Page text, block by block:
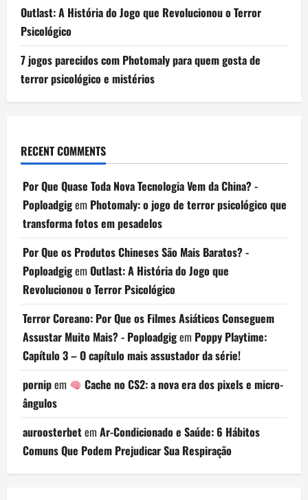
Outlast: A História do Jogo que Revolucionou o Terror
Psicológico
7 jogos parecidos com Photomaly para quem gosta de
terror psicológico e mistérios
RECENT COMMENTS
Por Que Quase Toda Nova Tecnologia Vem da China? -
Poploadgigem Photomaly: o jogo de terror psicológico que
transforma fotos em pesadelos
Por Que os Produtos Chineses São Mais Baratos? -
Poploadgigem Outlast: A História do Jogo que
Revolucionou o Terror Psicológico
Terror Coreano: Por Que os Filmes Asiáticos Conseguem
Assustar Muito Mais? - Poploadgigem Poppy Playtime:
Capítulo 3 – O capítulo mais assustador da série!
pornipem
Cache no CS2: a nova era dos pixels e micro-
ângulos
auroosterbetem Ar-Condicionado e Saúde: 6 Hábitos
Comuns Que Podem Prejudicar Sua Respiração